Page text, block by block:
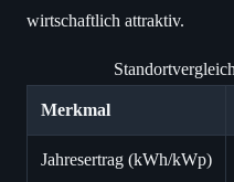
wirtschaftlich attraktiv.
Merkmal
Jahresertrag (kWh/kWp)